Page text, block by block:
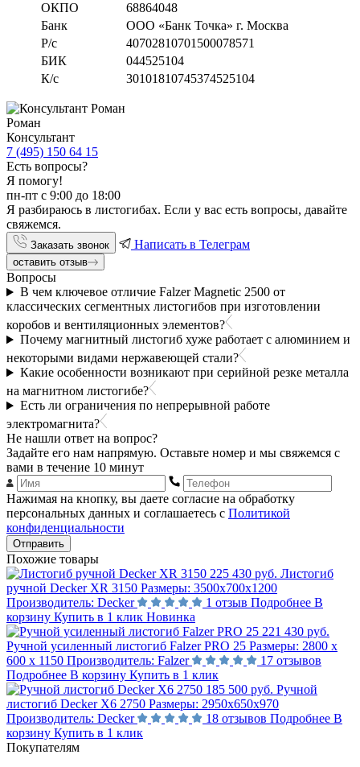
ОКПО
68864048
Банк
ООО «Банк Точка» г. Москва
Р/с
40702810701500078571
БИК
044525104
К/с
30101810745374525104
Роман
Консультант
7 (495) 150 64 15
Есть вопросы?
Я помогу!
пн-пт с 9:00 до 18:00
Я разбираюсь в листогибах. Если у вас есть вопросы, давайте
свяжемся.
Заказать звонок Написать в Телеграм
оставить отзыв
Вопросы
В чем ключевое отличие Falzer Magnetic 2500 от
классических сегментных листогибов при изготовлении
коробов и вентиляционных элементов?
Почему магнитный листогиб хуже работает с алюминием и
некоторыми видами нержавеющей стали?
Какие особенности возникают при серийной резке металла
на магнитном листогибе?
Есть ли ограничения по непрерывной работе
электромагнита?
Не нашли ответ на вопрос?
Задайте его нам напрямую. Оставьте номер и мы свяжемся с
вами в течение 10 минут
Нажимая на кнопку, вы даете согласие на обработку
персональных данных и соглашаетесь с Политикой
конфиденциальности
Отправить
Похожие товары
225 430 руб. Листогиб
ручной Decker XR 3150 Размеры: 3500x700x1200
Производитель: Decker 1 отзыв Подробнее В
корзину Купить в 1 клик Новинка
221 430 руб.
Ручной усиленный листогиб Falzer PRO 25 Размеры: 2800 х
600 х 1150 Производитель: Falzer
17 отзывов
Подробнее В корзину Купить в 1 клик
185 500 руб. Ручной
листогиб Decker X6 2750 Размеры: 2950x650x970
Производитель: Decker 18 отзывов Подробнее В
корзину Купить в 1 клик
Покупателям